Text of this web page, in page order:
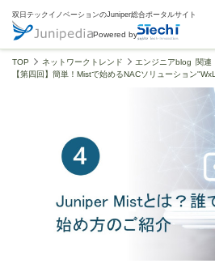
双日テックイノベーションのJuniper総合ポータルサイト
Powered by
TOP ネットワークトレンド
エンジニアblog 関連
【第四回】簡単！Mistで始めるNACソリューション